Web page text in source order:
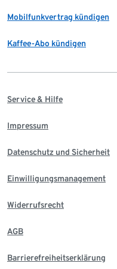
Mobilfunkvertrag kündigen
Kaffee-Abo kündigen
Service & Hilfe
Impressum
Datenschutz und Sicherheit
Einwilligungsmanagement
Widerrufsrecht
AGB
Barrierefreiheitserklärung